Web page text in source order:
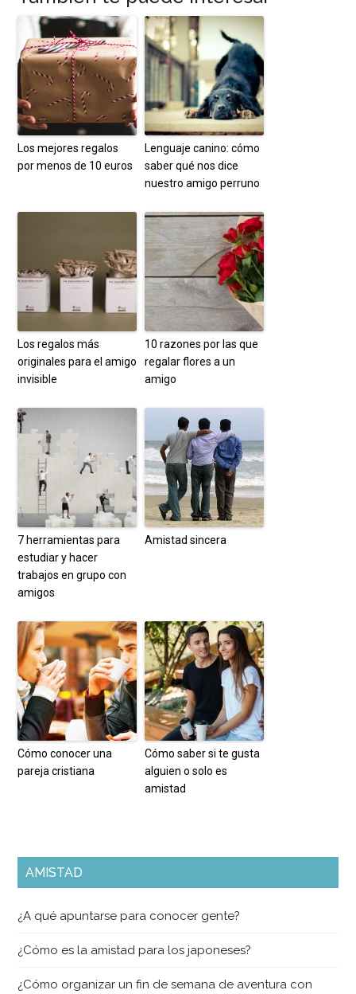
Los mejores regalos
por menos de 10 euros
Lenguaje canino: cómo
saber qué nos dice
nuestro amigo perruno
Los regalos más
originales para el amigo
invisible
10 razones por las que
regalar flores a un
amigo
7 herramientas para
estudiar y hacer
trabajos en grupo con
amigos
Amistad sincera
Cómo conocer una
pareja cristiana
Cómo saber si te gusta
alguien o solo es
amistad
AMISTAD
¿A qué apuntarse para conocer gente?
¿Cómo es la amistad para los japoneses?
¿Cómo organizar un fin de semana de aventura con